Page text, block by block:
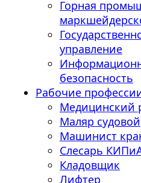
Горная
управление
безопасность
Рабочие
Медицинский
Маляр судовой
Машинист
Слесарь
Кладовщик
Лифтер